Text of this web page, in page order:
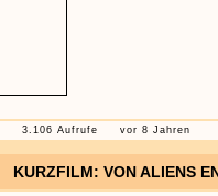
3.106 Aufrufe vor 8 Jahren
KURZFILM: VON ALIENS